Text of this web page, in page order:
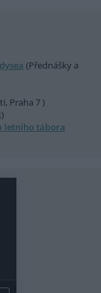
(Přednášky a
Praha 7 )
letního tábora